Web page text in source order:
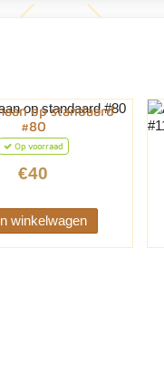
op standaard
#80
Op voorraad
€40
winkelwagen